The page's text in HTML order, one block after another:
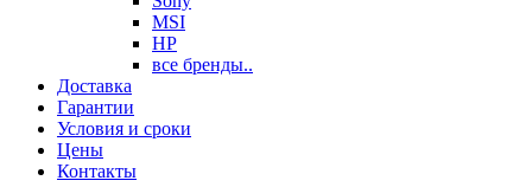
MSI
HP
все бренды..
Доставка
Гарантии
Условия и сроки
Цены
Контакты